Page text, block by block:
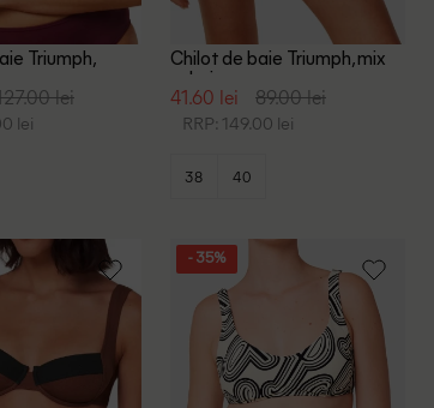
Triumph,
lei
lei
Chilot de baie Triumph, mix
culori
41.60 lei 89.00 lei
RRP: 149.00 lei
38 40
- 35%